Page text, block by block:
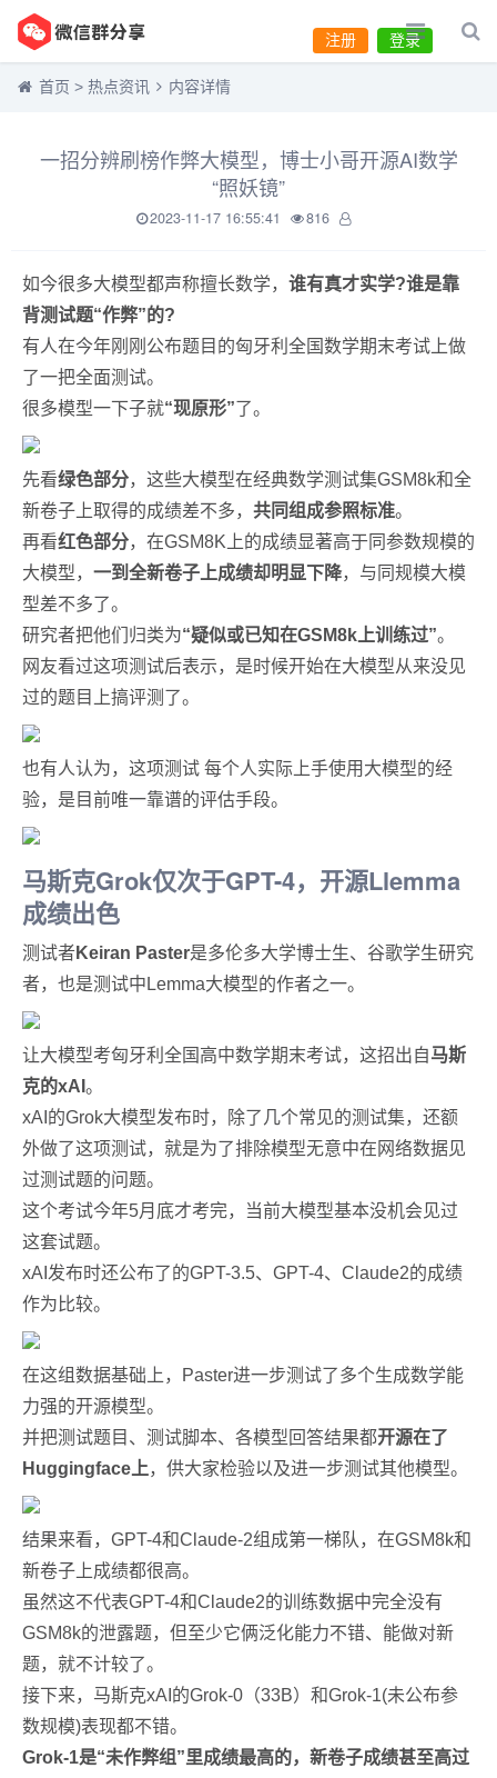
登录
注册
首页 > 热点资讯 内容详情
一招分辨刷榜作弊大模型，博士小哥开源AI数学
“照妖镜”
2023-11-17 16:55:41 816
如今很多大模型都声称擅长数学， 谁有真才实学?谁是靠
背测试题“作弊”的?
有人在今年刚刚公布题目的匈牙利全国数学期末考试上做
了一把全面测试。
很多模型一下子就“现原形”了。
先看绿色部分，这些大模型在经典数学测试集GSM8k和全
新卷子上取得的成绩差不多， 共同组成参照标准。
再看红色部分，在GSM8K上的成绩显著高于同参数规模的
大模型， 一到全新卷子上成绩却明显下降，与同规模大模
型差不多了。
研究者把他们归类为“疑似或已知在GSM8k上训练过”。
网友看过这项测试后表示，是时候开始在大模型从来没见
过的题目上搞评测了。
也有人认为，这项测试 每个人实际上手使用大模型的经
验，是目前唯一靠谱的评估手段。
马斯克Grok仅次于GPT-4，开源Llemma
成绩出色
测试者Keiran Paster是多伦多大学博士生、谷歌学生研究
者，也是测试中Lemma大模型的作者之一。
让大模型考匈牙利全国高中数学期末考试，这招出自马斯
克的xAI 。
xAI的Grok大模型发布时，除了几个常见的测试集，还额
外做了这项测试，就是为了排除模型无意中在网络数据见
过测试题的问题。
这个考试今年5月底才考完，当前大模型基本没机会见过
这套试题。
xAI发布时还公布了的GPT-3.5、GPT-4、Claude2的成绩
作为比较。
在这组数据基础上，Paster进一步测试了多个生成数学能
力强的开源模型。
并把测试题目、测试脚本、各模型回答结果都开源在了
Huggingface上，供大家检验以及进一步测试其他模型。
结果来看，GPT-4和Claude-2组成第一梯队，在GSM8k和
新卷子上成绩都很高。
虽然这不代表GPT-4和Claude2的训练数据中完全没有
GSM8k的泄露题，但至少它俩泛化能力不错、能做对新
题，就不计较了。
接下来，马斯克xAI的Grok-0（33B）和Grok-1(未公布参
数规模)表现都不错。
Grok-1是“未作弊组”里成绩最高的，新卷子成绩甚至高过